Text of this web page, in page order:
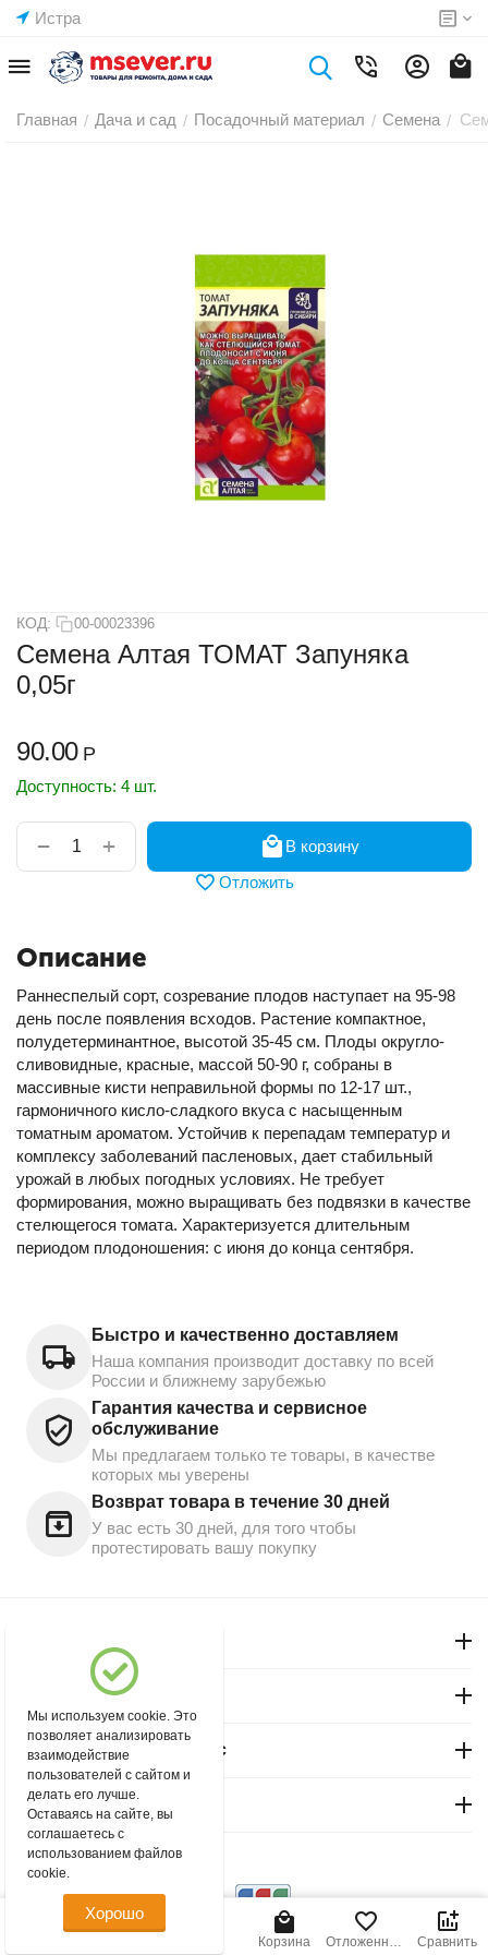
Истра
Главная / Дача и сад / Посадочный материал / Семена /
КОД: 00-00023396
Семена Алтая ТОМАТ Запуняка
0,05г
90.00 Р
Доступность: 4 шт.
+
−
В корзину
Отложить
Описание
Раннеспелый сорт, созревание плодов наступает на 95-98
день после появления всходов. Растение компактное,
полудетерминантное, высотой 35-45 см. Плоды округло-
сливовидные, красные, массой 50-90 г, собраны в
массивные кисти неправильной формы по 12-17 шт.,
гармоничного кисло-сладкого вкуса с насыщенным
томатным ароматом. Устойчив к перепадам температур и
комплексу заболеваний пасленовых, дает стабильный
урожай в любых погодных условиях. Не требует
формирования, можно выращивать без подвязки в качестве
стелющегося томата. Характеризуется длительным
периодом плодоношения: с июня до конца сентября.
Быстро и качественно доставляем
Наша компания производит доставку по всей
России и ближнему зарубежью
Гарантия качества и сервисное
обслуживание
Мы предлагаем только те товары, в качестве
которых мы уверены
Возврат товара в течение 30 дней
У вас есть 30 дней, для того чтобы
протестировать вашу покупку
Магазин "Северный"
Покупательский сервис
Контакты
© 2004 - 2026 msever.ru.
90.00 Р В корзину
Корзина
Отложенные
Сравнить
Мы используем cookie. Это
позволяет анализировать
взаимодействие
пользователей с сайтом и
делать его лучше.
Оставаясь на сайте, вы
соглашаетесь с
использованием файлов
cookie.
Хорошо